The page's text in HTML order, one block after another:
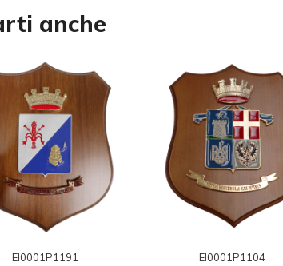
anche
EI0001P1191 EI0001P1104